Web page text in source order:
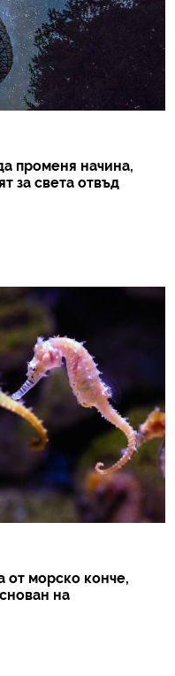
променя начина,
за света отвъд
от морско конче,
на